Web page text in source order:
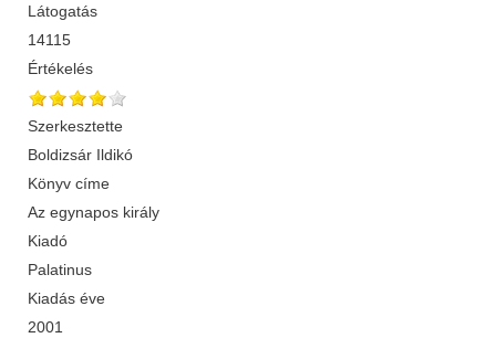
Látogatás
14115
Értékelés
Szerkesztette
Boldizsár Ildikó
Könyv címe
Az egynapos király
Kiadó
Palatinus
Kiadás éve
2001